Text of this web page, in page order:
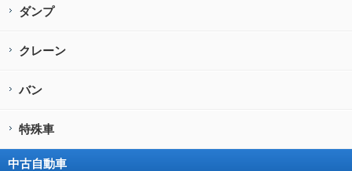
ダンプ
クレーン
バン
特殊車
中古自動車